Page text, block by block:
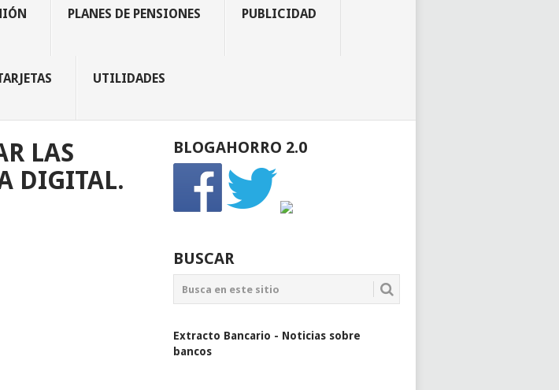
PLANES DE PENSIONES PUBLICIDAD
UTILIDADES
LAS
DIGITAL.
BLOGAHORRO 2.0
BUSCAR
Extracto Bancario - Noticias sobre
bancos